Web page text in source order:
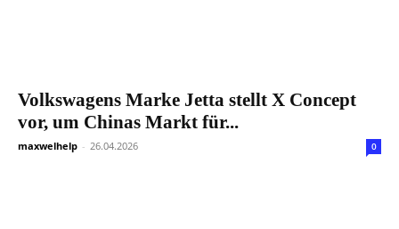
Volkswagens Marke Jetta stellt X Concept
vor, um Chinas Markt für...
maxwelhelp - 26.04.2026 0